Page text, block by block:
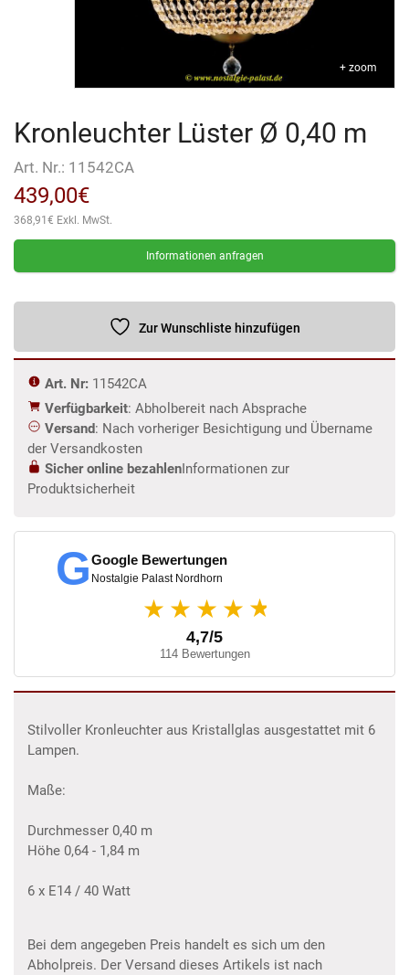
+ zoom
Kronleuchter Lüster Ø 0,40 m
Art. Nr.: 11542CA
439,00€
368,91€ Exkl. MwSt.
Informationen anfragen
Zur Wunschliste hinzufügen
Art. Nr: 11542CA
Verfügbarkeit: Abholbereit nach Absprache
Versand: Nach vorheriger Besichtigung und Übername
der Versandkosten
Sicher online bezahlenInformationen zur
Produktsicherheit
GGoogle Bewertungen
Nostalgie Palast Nordhorn
★★★★ ★
4,7/5
114 Bewertungen
Stilvoller Kronleuchter aus Kristallglas ausgestattet mit 6
Lampen.
Maße:
Durchmesser 0,40 m
Höhe 0,64 - 1,84 m
6 x E14 / 40 Watt
Bei dem angegeben Preis handelt es sich um den
Abholpreis. Der Versand dieses Artikels ist nach